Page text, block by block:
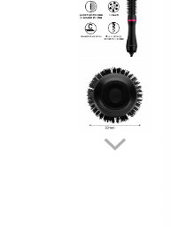
Pulsoximetre
Pulsoximetre de deget
Pulsoximetre profesionale
Monitorizare medicala